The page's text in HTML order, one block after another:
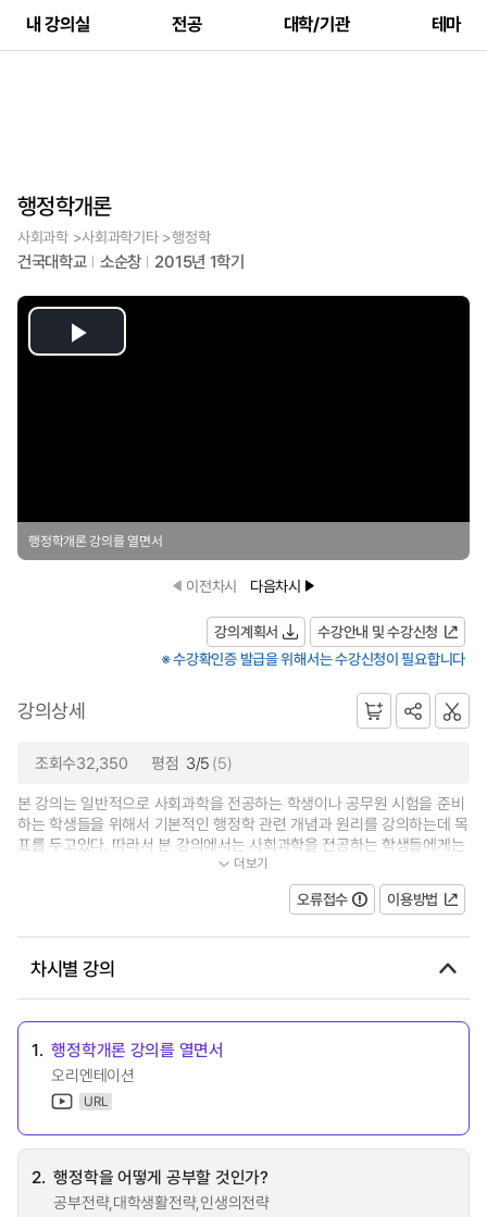
내 강의실 전공 대학/기관 테마
행정학개론
사회과학 >사회과학기타 >행정학
건국대학교 소순창 2015년 1학기
Play
행정학개론 강의를 열면서
이전차시 다음차시
강의계획서
수강안내 및 수강신청
※ 수강확인증 발급을 위해서는 수강신청이 필요합니다
강의상세
조회수32,350 평점 3/5 (5)
본 강의는 일반적으로 사회과학을 전공하는 학생이나 공무원 시험을 준비
하는 학생들을 위해서 기본적인 행정학 관련 개념과 원리를 강의하는데 목
표를 두고있다. 따라서 본 강의에서는 사회과학을 전공하는 학생들에게는
행정학을 학문으로서 이해하는데... 더보기
오류접수 이용방법
차시별 강의
1. 행정학개론 강의를 열면서
오리엔테이션
URL
2. 행정학을 어떻게 공부할 것인가?
공부전략,대학생활전략,인생의전략